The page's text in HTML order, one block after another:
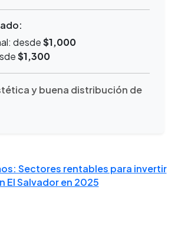
desde$1,000
$1,300
y buena distribución de
Sectores rentables para invertir
El Salvador en 2025